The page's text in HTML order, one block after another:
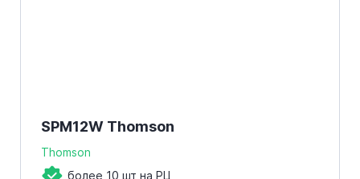
SPM12W Thomson
Thomson
более 10 шт на РЦ